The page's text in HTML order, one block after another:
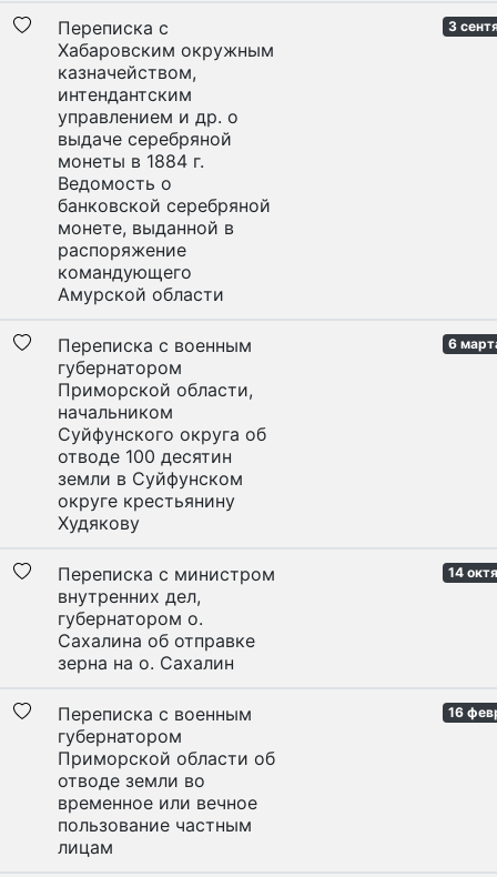
Переписка с
Хабаровским окружным
казначейством,
интендантским
управлением и др. о
выдаче серебряной
монеты в 1884 г.
Ведомость о
банковской серебряной
монете, выданной в
распоряжение
командующего
Амурской области
3
Переписка с военным
губернатором
Приморской области,
начальником
Суйфунского округа об
отводе 100 десятин
земли в Суйфунском
округе крестьянину
Худякову
6
Переписка с министром
внутренних дел,
губернатором о.
Сахалина об отправке
зерна на о. Сахалин
14
Переписка с военным
губернатором
Приморской области об
отводе земли во
временное или вечное
пользование частным
лицам
16